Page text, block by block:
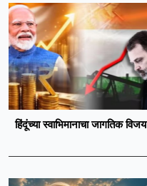
हिंदूंच्या स्वाभिमानाचा जागतिक विजय